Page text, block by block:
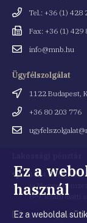
Telefonszám
Tel.: +36 (1) 428
Fax
Fax: +36 (1) 429
Emailinfo@mnb.hu
Ügyfélszolgálat
Cím
1122 Budapest,
Telefonszám
+36 80 203 776
Email
Cím 1054 Budapest,
(a Magyar
8-9. szám alatti
Email penztar@mnb.hu
Ez a
használ
Ez a weboldal